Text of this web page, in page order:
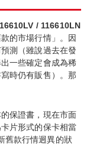
/ 116610LN
的市場行情」。因
測（雖說過去在發
一些確定會成為稀
時仍有販售）。那
保證書，現在市面
片形式的保卡相當
舊款行情迥異的狀